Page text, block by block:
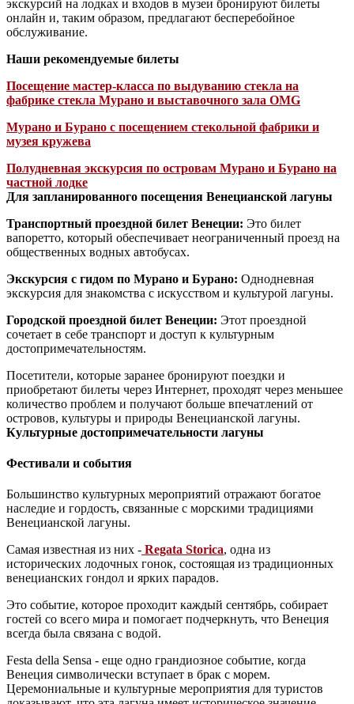
экскурсий на лодках и входов в музеи бронируют билеты
онлайн и, таким образом, предлагают бесперебойное
обслуживание.
Наши рекомендуемые билеты
Посещение мастер-класса по выдуванию стекла на
фабрике стекла Мурано и выставочного зала OMG
Мурано и Бурано с посещением стекольной фабрики и
музея кружева
Полудневная экскурсия по островам Мурано и Бурано на
частной лодке
Для запланированного посещения Венецианской лагуны
Транспортный проездной билет Венеции: Это билет
вапоретто, который обеспечивает неограниченный проезд на
общественных водных автобусах.
Экскурсия с гидом по Мурано и Бурано: Однодневная
экскурсия для знакомства с искусством и культурой лагуны.
Городской проездной билет Венеции: Этот проездной
сочетает в себе транспорт и доступ к культурным
достопримечательностям.
Посетители, которые заранее бронируют поездки и
приобретают билеты через Интернет, проходят через меньшее
количество проблем и получают больше впечатлений от
островов, культуры и природы Венецианской лагуны.
Культурные достопримечательности лагуны
Фестивали и события
Большинство культурных мероприятий отражают богатое
наследие и гордость, связанные с морскими традициями
Венецианской лагуны.
Самая известная из них - Regata Storica, одна из
исторических лодочных гонок, состоящая из традиционных
венецианских гондол и ярких парадов.
Это событие, которое проходит каждый сентябрь, собирает
гостей со всего мира и помогает подчеркнуть, что Венеция
всегда была связана с водой.
Festa della Sensa - еще одно грандиозное событие, когда
Венеция символически вступает в брак с морем.
Церемониальные и культурные мероприятия для туристов